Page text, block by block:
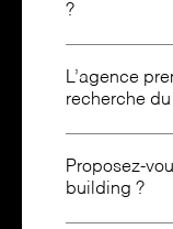
?
L’agence
recherche
Proposez-
building ?